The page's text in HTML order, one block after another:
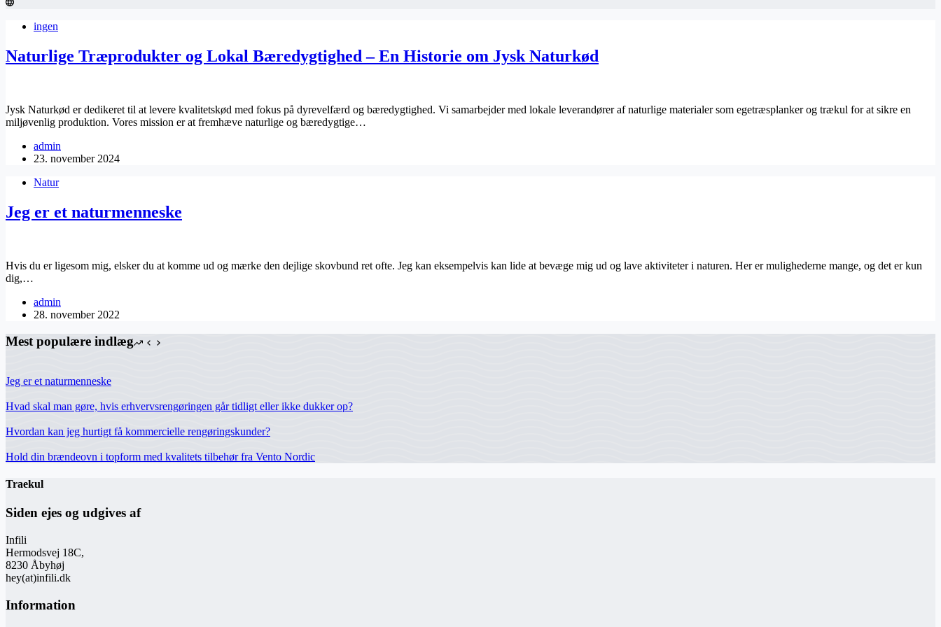
ingen
Naturlige Træprodukter og Lokal Bæredygtighed – En Historie om Jysk Naturkød
Jysk Naturkød er dedikeret til at levere kvalitetskød med fokus på dyrevelfærd og bæredygtighed. Vi samarbejder med lokale leverandører af naturlige materialer som egetræsplanker og trækul for at sikre en
miljøvenlig produktion. Vores mission er at fremhæve naturlige og bæredygtige…
admin
23. november 2024
Natur
Jeg er et naturmenneske
Hvis du er ligesom mig, elsker du at komme ud og mærke den dejlige skovbund ret ofte. Jeg kan eksempelvis kan lide at bevæge mig ud og lave aktiviteter i naturen. Her er mulighederne mange, og det er kun
dig,…
admin
28. november 2022
Mest populære indlæg
Jeg er et naturmenneske
Hvad skal man gøre, hvis erhvervsrengøringen går tidligt eller ikke dukker op?
Hvordan kan jeg hurtigt få kommercielle rengøringskunder?
Hold din brændeovn i topform med kvalitets tilbehør fra Vento Nordic
Traekul
Siden ejes og udgives af
Infili
Hermodsvej 18C,
8230 Åbyhøj
hey(at)infili.dk
Information